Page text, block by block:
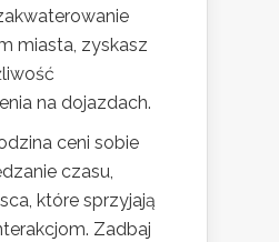
miasta, zyskasz
na dojazdach.
ceni sobie
czasu,
które sprzyjają
Zadbaj